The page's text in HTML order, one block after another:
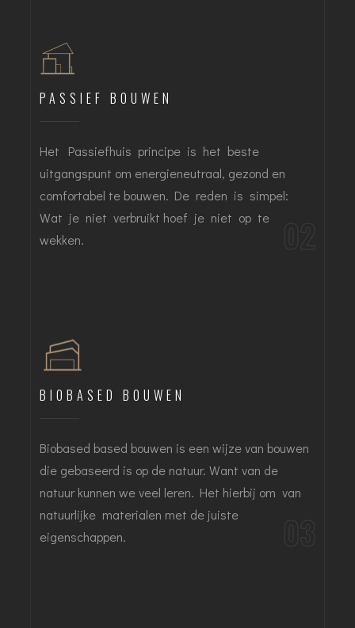
PASSIEF BOUWEN
Het Passiefhuis principe is het beste
uitgangspunt om energieneutraal, gezond en
comfortabel te bouwen. De reden is simpel:
Wat je niet verbruikt hoef je niet op te
wekken.
BIOBASED BOUWEN
Biobased based bouwen is een wijze van bouwen
die gebaseerd is op de natuur. Want van de
natuur kunnen we veel leren. Het hierbij om van
natuurlijke materialen met de juiste
eigenschappen.